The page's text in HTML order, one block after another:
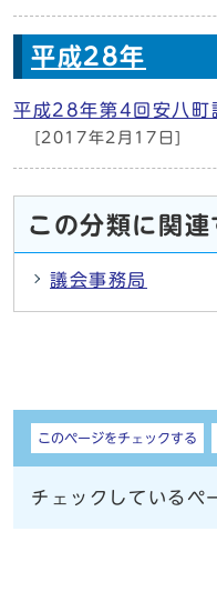
平成28年
平成28年第4回安八町
[2017年2月17日]
この分類に関連
議会事務局
しおり
このページをチェックする
チェックしているペ